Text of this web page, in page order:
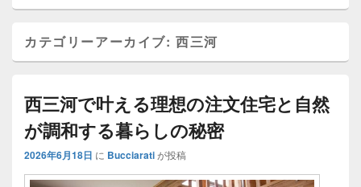
カテゴリーアーカイブ:西三河
西三河で叶える理想の注文住宅と自然
が調和する暮らしの秘密
2026年6月18日 に Bucciaratiが投稿